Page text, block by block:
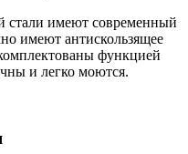
имеют современный
имеют антискользящее
функцией
и легко моются.